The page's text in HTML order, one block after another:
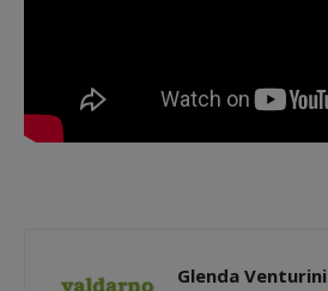
Glenda Venturini